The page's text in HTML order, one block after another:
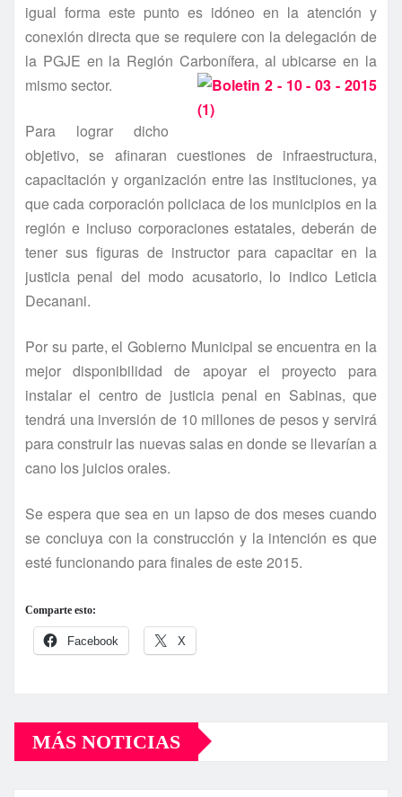
igual forma este punto es idóneo en la atención y
conexión directa que se requiere con la delegación de
la PGJE en la Región Carboní­fera, al ubicarse en la
mismo sector.
Para lograr dicho
objetivo, se afinaran cuestiones de infraestructura,
capacitación y organización entre las instituciones, ya
que cada corporación policiaca de los municipios en la
región e incluso corporaciones estatales, deberán de
tener sus figuras de instructor para capacitar en la
justicia penal del modo acusatorio, lo indico Leticia
Decanani.
Por su parte, el Gobierno Municipal se encuentra en la
mejor disponibilidad de apoyar el proyecto para
instalar el centro de justicia penal en Sabinas, que
tendrá una inversión de 10 millones de pesos y servirá
para construir las nuevas salas en donde se llevarí­an a
cano los juicios orales.
Se espera que sea en un lapso de dos meses cuando
se concluya con la construcción y la intención es que
esté funcionando para finales de este 2015.
Comparte esto:
Facebook X
MÁS NOTICIAS